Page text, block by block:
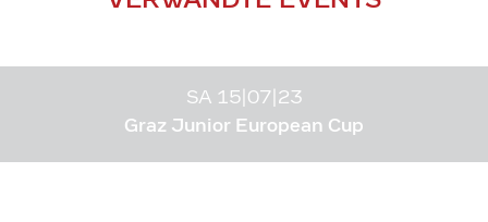
SA 15|07|23
Graz Junior European Cup